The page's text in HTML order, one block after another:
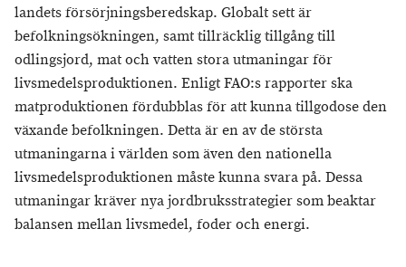
landets försörjningsberedskap. Globalt sett är
befolkningsökningen, samt tillräcklig tillgång till
odlingsjord, mat och vatten stora utmaningar för
livsmedelsproduktionen. Enligt FAO:s rapporter ska
matproduktionen fördubblas för att kunna tillgodose den
växande befolkningen. Detta är en av de största
utmaningarna i världen som även den nationella
livsmedelsproduktionen måste kunna svara på. Dessa
utmaningar kräver nya jordbruksstrategier som beaktar
balansen mellan livsmedel, foder och energi.